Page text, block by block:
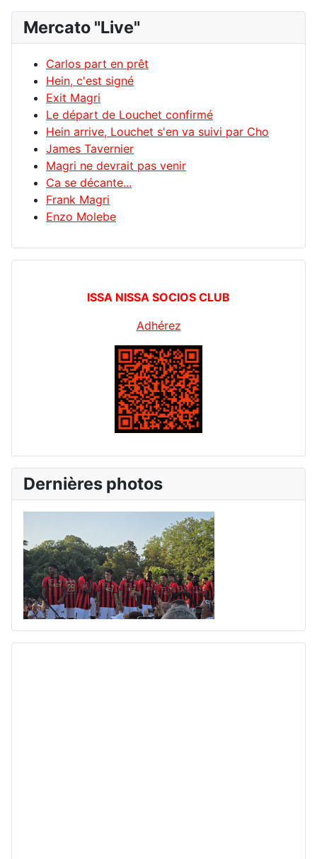
Mercato "Live"
Carlos part en prêt
Hein, c'est signé
Exit Magri
Le départ de Louchet confirmé
Hein arrive, Louchet s'en va suivi par Cho
James Tavernier
Magri ne devrait pas venir
Ca se décante...
Frank Magri
Enzo Molebe
ISSA NISSA SOCIOS CLUB
Adhérez
Dernières photos